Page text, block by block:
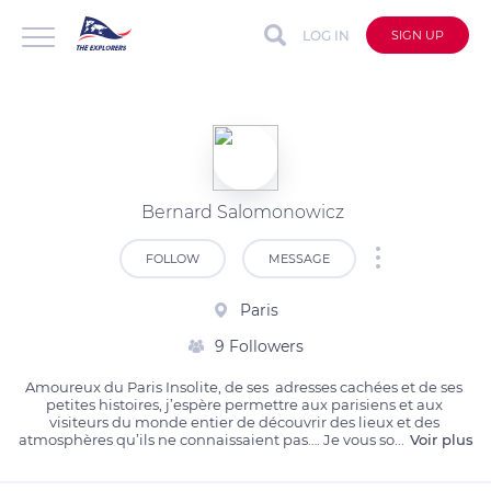
LOG IN SIGN UP
Bernard Salomonowicz
FOLLOW MESSAGE
Paris
9 Followers
Amoureux du Paris Insolite, de ses  adresses cachées et de ses
petites histoires, j’espère permettre aux parisiens et aux
visiteurs du monde entier de découvrir des lieux et des
atmosphères qu’ils ne connaissaient pas…. Je vous so... Voir plus